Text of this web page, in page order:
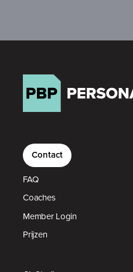
Contact
FAQ
Coaches
Member Login
Prijzen